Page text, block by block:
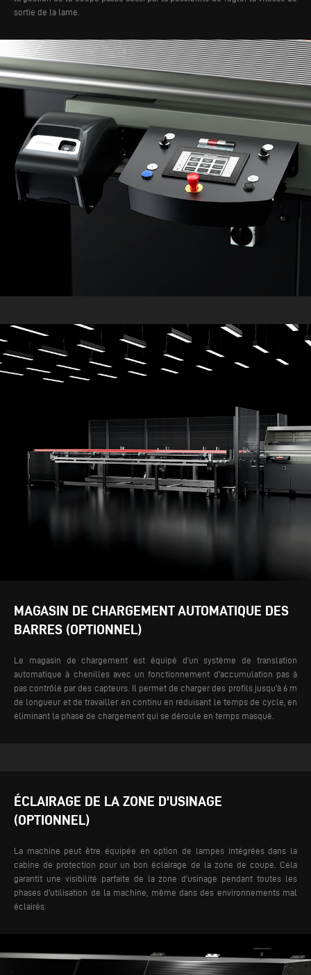
sortie de la lame.
MAGASIN DE CHARGEMENT AUTOMATIQUE DES
BARRES (OPTIONNEL)
Le magasin de chargement est équipé d'un système de translation
automatique à chenilles avec un fonctionnement d'accumulation pas à
pas contrôlé par des capteurs. Il permet de charger des profils jusqu'à 6 m
de longueur et de travailler en continu en réduisant le temps de cycle, en
éliminant la phase de chargement qui se déroule en temps masqué.
ÉCLAIRAGE DE LA ZONE D'USINAGE
(OPTIONNEL)
La machine peut être équipée en option de lampes intégrées dans la
cabine de protection pour un bon éclairage de la zone de coupe. Cela
garantit une visibilité parfaite de la zone d'usinage pendant toutes les
phases d'utilisation de la machine, même dans des environnements mal
éclairés.